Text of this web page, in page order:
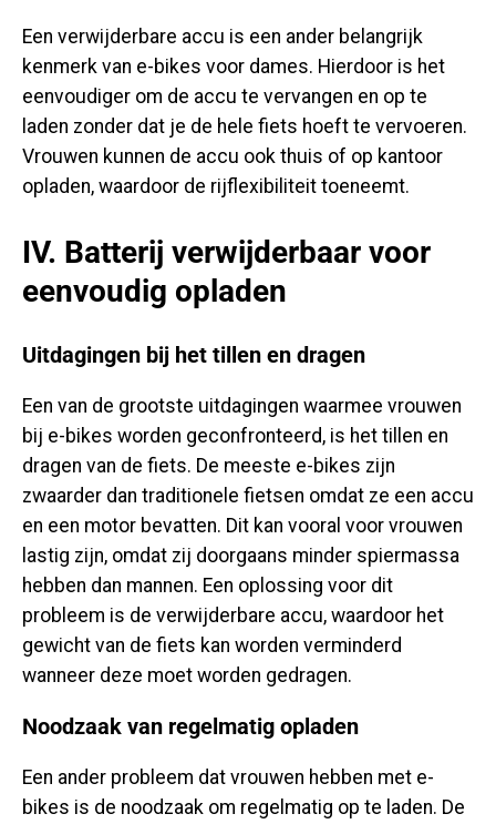
Een verwijderbare accu is een ander belangrijk
kenmerk van e-bikes voor dames. Hierdoor is het
eenvoudiger om de accu te vervangen en op te
laden zonder dat je de hele fiets hoeft te vervoeren.
Vrouwen kunnen de accu ook thuis of op kantoor
opladen, waardoor de rijflexibiliteit toeneemt.
IV. Batterij verwijderbaar voor
eenvoudig opladen
Uitdagingen bij het tillen en dragen
Een van de grootste uitdagingen waarmee vrouwen
bij e-bikes worden geconfronteerd, is het tillen en
dragen van de fiets. De meeste e-bikes zijn
zwaarder dan traditionele fietsen omdat ze een accu
en een motor bevatten. Dit kan vooral voor vrouwen
lastig zijn, omdat zij doorgaans minder spiermassa
hebben dan mannen. Een oplossing voor dit
probleem is de verwijderbare accu, waardoor het
gewicht van de fiets kan worden verminderd
wanneer deze moet worden gedragen.
Noodzaak van regelmatig opladen
Een ander probleem dat vrouwen hebben met e-
bikes is de noodzaak om regelmatig op te laden. De